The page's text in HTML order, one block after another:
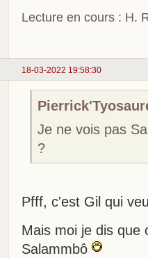
Lecture en cours : H.
18-03-2022 19:58:30
Je ne vois pas
?
Pfff, c'est Gil qui
Mais moi je dis que
Salammbô